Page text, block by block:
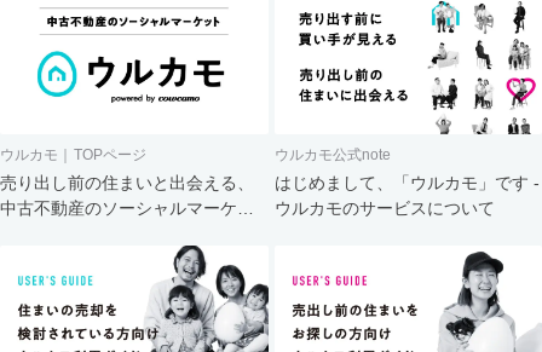
ウルカモ｜TOPページ
売り出し前の住まいと出会える、
中古不動産のソーシャルマーケッ
ウルカモ公式note
はじめまして、「ウルカモ」です -
ウルカモのサービスについて